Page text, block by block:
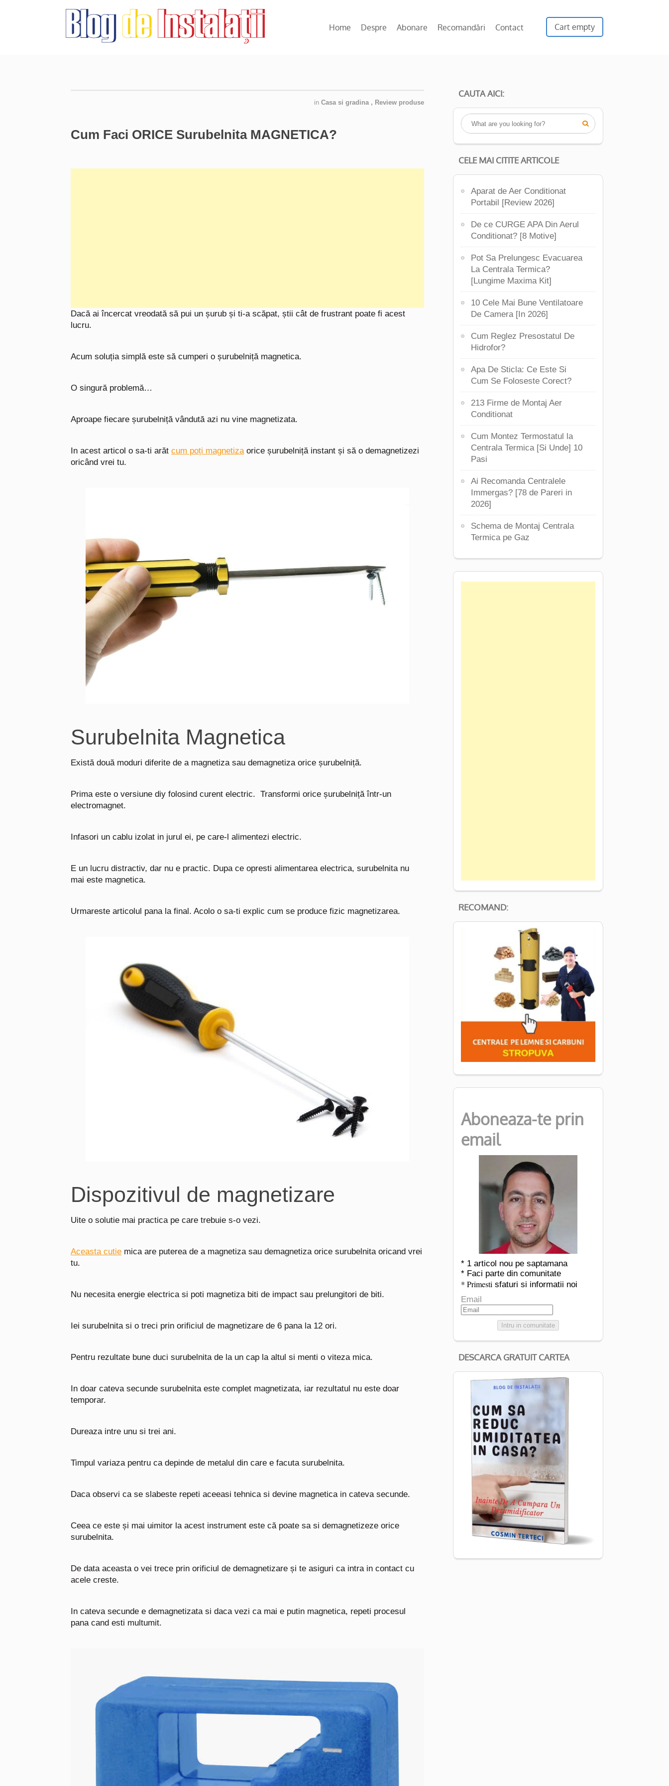
Cart empty
Home Despre Abonare Recomandări Contact
in Casa si gradina , Review produse
Cum Faci ORICE Surubelnita MAGNETICA?
Dacă ai încercat vreodată să pui un șurub și ti-a scăpat, știi cât de frustrant poate fi acest
lucru.
Acum soluția simplă este să cumperi o șurubelniță magnetica.
O singură problemă…
Aproape fiecare șurubelniță vândută azi nu vine magnetizata.
In acest articol o sa-ti arăt cum poți magnetizaorice șurubelniță instant și să o demagnetizezi
oricând vrei tu.
Surubelnita Magnetica
Există două moduri diferite de a magnetiza sau demagnetiza orice șurubelniță.
Prima este o versiune diy folosind curent electric. Transformi orice șurubelniță într-un
electromagnet.
Infasori un cablu izolat in jurul ei, pe care-l alimentezi electric.
E un lucru distractiv, dar nu e practic. Dupa ce opresti alimentarea electrica, surubelnita nu
mai este magnetica.
Urmareste articolul pana la final. Acolo o sa-ti explic cum se produce fizic magnetizarea.
Dispozitivul de magnetizare
Uite o solutie mai practica pe care trebuie s-o vezi.
Aceasta cutie mica are puterea de a magnetiza sau demagnetiza orice surubelnita oricand vrei
tu.
Nu necesita energie electrica si poti magnetiza biti de impact sau prelungitori de biti.
Iei surubelnita si o treci prin orificiul de magnetizare de 6 pana la 12 ori.
Pentru rezultate bune duci surubelnita de la un cap la altul si menti o viteza mica.
In doar cateva secunde surubelnita este complet magnetizata, iar rezultatul nu este doar
temporar.
Dureaza intre unu si trei ani.
Timpul variaza pentru ca depinde de metalul din care e facuta surubelnita.
Daca observi ca se slabeste repeti aceeasi tehnica si devine magnetica in cateva secunde.
Ceea ce este și mai uimitor la acest instrument este că poate sa si demagnetizeze orice
surubelnita.
De data aceasta o vei trece prin orificiul de demagnetizare și te asiguri ca intra in contact cu
acele creste.
In cateva secunde e demagnetizata si daca vezi ca mai e putin magnetica, repeti procesul
pana cand esti multumit.
CAUTA AICI:

CELE MAI CITITE ARTICOLE
Aparat de Aer Conditionat
Portabil [Review 2026]
De ce CURGE APA Din Aerul
Conditionat? [8 Motive]
Pot Sa Prelungesc Evacuarea
La Centrala Termica?
[Lungime Maxima Kit]
10 Cele Mai Bune Ventilatoare
De Camera [In 2026]
Cum Reglez Presostatul De
Hidrofor?
Apa De Sticla: Ce Este Si
Cum Se Foloseste Corect?
213 Firme de Montaj Aer
Conditionat
Cum Montez Termostatul la
Centrala Termica [Si Unde] 10
Pasi
Ai Recomanda Centralele
Immergas? [78 de Pareri in
2026]
Schema de Montaj Centrala
Termica pe Gaz
RECOMAND:
Aboneaza-te prin
email
* 1 articol nou pe saptamana
* Faci parte din comunitate
* Primestisfaturi si informatii noi
Email
Intru in comunitate
DESCARCA GRATUIT CARTEA